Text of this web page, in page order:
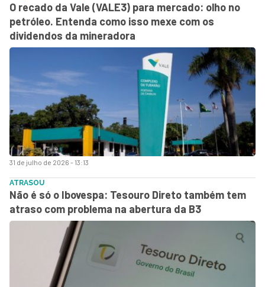
31 de julho de 2026 - 13:13
O recado da Vale (VALE3) para mercado: olho no
petróleo. Entenda como isso mexe com os
dividendos da mineradora
ATRASOU
Não é só o Ibovespa: Tesouro Direto também tem
atraso com problema na abertura da B3